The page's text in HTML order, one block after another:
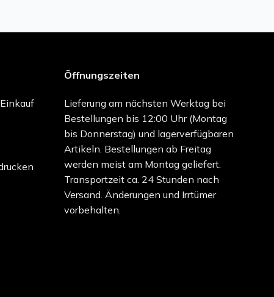
Öffnungszeiten
Lieferung am nächsten Werktag bei
Bestellungen bis 12:00 Uhr (Montag
bis Donnerstag) und lagerverfügbaren
Artikeln. Bestellungen ab Freitag
werden meist am Montag geliefert.
Transportzeit ca. 24 Stunden nach
Versand. Änderungen und Irrtümer
vorbehalten.